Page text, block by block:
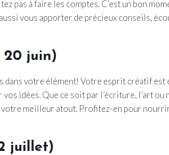
pas à faire les comptes. C’est un bon
vous apporter de précieux conseils,
20 juin)
dans votre élément! Votre esprit créatif
idées. Que ce soit par l’écriture, l’art ou
votre meilleur atout. Profitez-en pour
juillet)